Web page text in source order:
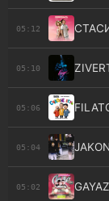
05:12
05:10
05:06
05:04
05:02